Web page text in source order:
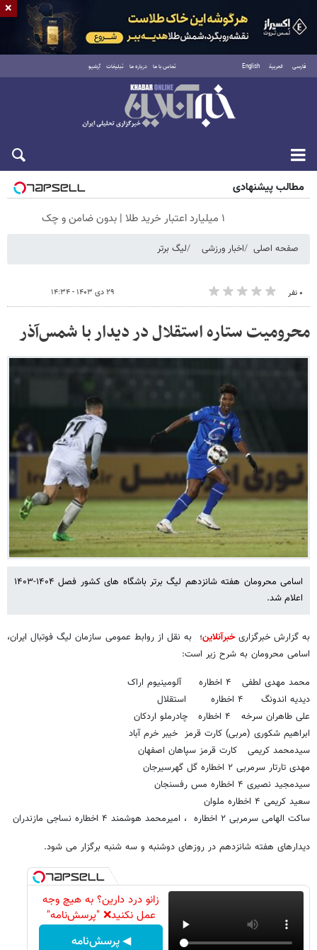
فارسی العربية English تماس با ما درباره ما تبلیغات آرشیو
پنجشنبه ۱۵ مرداد ۱۴۰۵
مطالب پیشنهادی
۱ میلیارد اعتبار خرید طلا | بدون ضامن و چک
صفحه اصلی اخبار ورزشی لیگ برتر
۰ نفر ۲۹ دی ۱۴۰۳ - ۱۴:۳۴
محرومیت ستاره استقلال در دیدار با شمس‌آذر
اسامی محرومان هفته شانزدهم لیگ برتر باشگاه های کشور فصل ۱۴۰۴-۱۴۰۳
اعلام شد.
به گزارش خبرگزاریخبرآنلاین؛ به نقل از روابط عمومی سازمان لیگ فوتبال ایران،
اسامی محرومان به شرح زیر است:
محمد مهدی لطفی ۴ اخطاره آلومینیوم اراک
دیدیه اندونگ ۴ اخطاره استقلال
علی طاهران سرخه ۴ اخطاره چادرملو اردکان
ابراهیم شکوری (مربی) کارت قرمز خیبر خرم آباد
سیدمحمد کریمی کارت قرمز سپاهان اصفهان
مهدی تارتار سرمربی ۲ اخطاره گل گهرسیرجان
سیدمجید نصیری ۴ اخطاره مس رفسنجان
سعید کریمی ۴ اخطاره ملوان
ساکت الهامی سرمربی ۲ اخطاره ، امیرمحمد هوشمند ۴ اخطاره نساجی مازندران
دیدارهای هفته شانزدهم در روزهای دوشنبه و سه شنبه برگزار می شود.
زانو درد دارین؟ به هیچ وجه
عمل نکنید❌ "پرسش‌نامه"
◀ پرسش‌نامه
×